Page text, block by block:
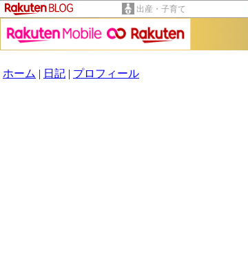
出産・子育て
ホーム | 日記 | プロフィール